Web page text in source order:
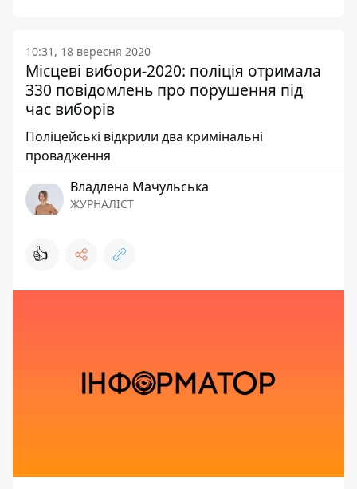
10:31, 18 вересня 2020
Місцеві вибори-2020: поліція отримала
330 повідомлень про порушення під
час виборів
Поліцейські відкрили два кримінальні
провадження
Владлена Мачульська
ЖУРНАЛІСТ
👍